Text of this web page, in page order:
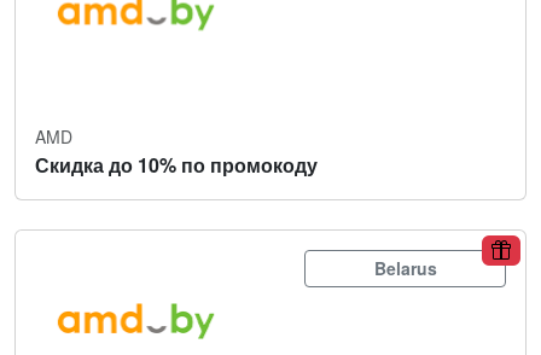
AMD
Скидка до 10% по промокоду
Belarus